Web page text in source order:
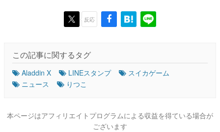
反応
この記事に関するタグ
Aladdin X LINEスタンプ
スイカゲーム
ニュース
りつこ
本ページはアフィリエイトプログラムによる収益を得ている場合が
ございます